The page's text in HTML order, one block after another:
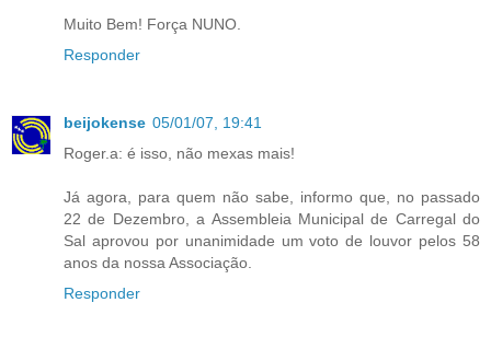
Muito Bem! Força NUNO.
Responder
beijokense 05/01/07, 19:41
Roger.a: é isso, não mexas mais!
Já agora, para quem não sabe, informo que, no passado
22 de Dezembro, a Assembleia Municipal de Carregal do
Sal aprovou por unanimidade um voto de louvor pelos 58
anos da nossa Associação.
Responder